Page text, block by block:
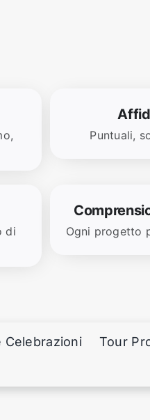
Puntuali,
di
Ogni progetto
Celebrazioni Tour